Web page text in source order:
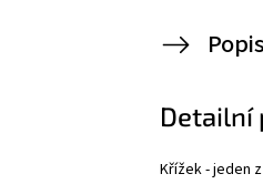
Detailní
Křížek - jeden